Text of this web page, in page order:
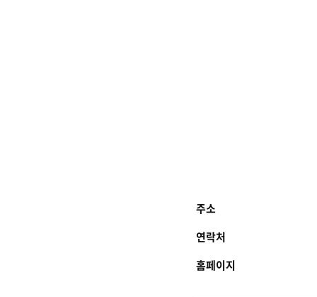
주소
연락처
홈페이지